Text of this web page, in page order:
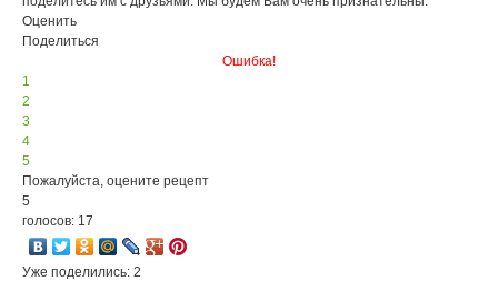
Оценить
Поделиться
Ошибка!
1
2
3
4
5
Пожалуйста, оцените рецепт
5
голосов: 17
Уже поделились: 2